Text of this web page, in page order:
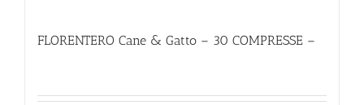
FLORENTERO Cane & Gatto – 30 COMPRESSE –